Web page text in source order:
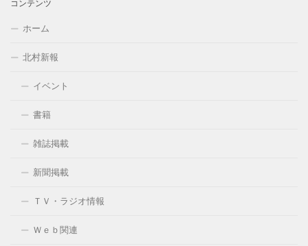
コンテンツ
ホーム
北村新報
イベント
書籍
雑誌掲載
新聞掲載
ＴＶ・ラジオ情報
Ｗｅｂ関連